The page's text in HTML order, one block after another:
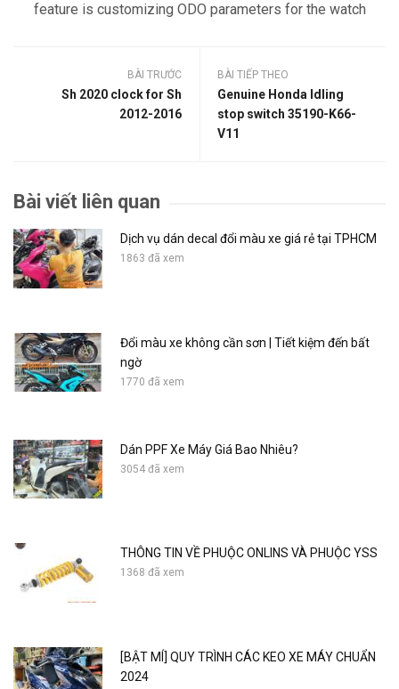
feature is customizing ODO parameters for the watch
BÀI TRƯỚC
Sh 2020 clock for Sh
2012-2016
BÀI TIẾP THEO
Genuine Honda Idling
stop switch 35190-K66-
V11
Bài viết liên quan
Dịch vụ dán decal đổi màu xe giá rẻ tại TPHCM
1863 đã xem
Đổi màu xe không cần sơn | Tiết kiệm đến bất
ngờ
1770 đã xem
Dán PPF Xe Máy Giá Bao Nhiêu?
3054 đã xem
THÔNG TIN VỀ PHUỘC ONLINS VÀ PHUỘC YSS
1368 đã xem
[BẬT MÍ] QUY TRÌNH CÁC KEO XE MÁY CHUẨN
2024